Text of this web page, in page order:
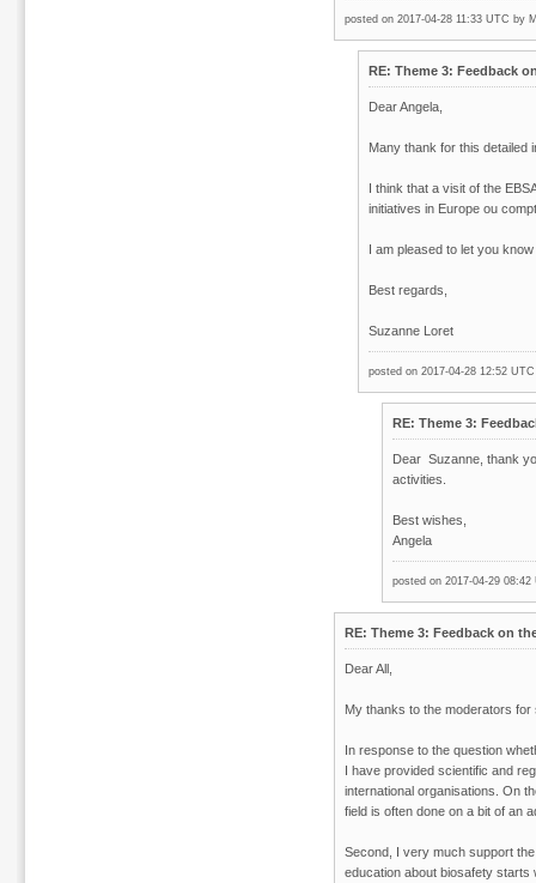
posted on 2017-04-28 11:33 UTC by
RE: Theme 3: Feedback
Dear Angela,
Many thank for this detailed
I think that a visit of the
initiatives in Europe ou
I am pleased to let you
Best regards,
Suzanne Loret
posted on 2017-04-28 12:52
RE: Theme 3:
Dear Suzanne, thank
activities.
Best wishes,
Angela
posted on 2017-04-29
RE: Theme 3: Feedback on
Dear All,
My thanks to the moderators
In response to the question
I have provided scientific and
international organisations. On
field is often done on a bit of an
Second, I very much support
education about biosafety starts